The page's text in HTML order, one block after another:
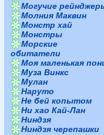
Могучие
Молния Маквин
Монстр хай
Монстры
Морские
обитатели
Моя маленькая
Муза Винкс
Мулан
Наруто
Не бей копытом
Ни хао Кай-Лан
Ниндзя
Ниндзя черепашки